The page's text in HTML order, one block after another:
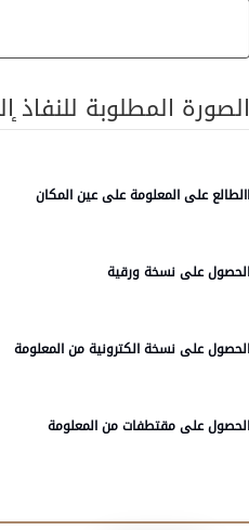
الصورة المطلوبة للنفاذ
االطالع على المعلومة على عين المكان
الحصول على نسخة ورقية
الحصول على نسخة الكترونية من المعلومة
الحصول على مقتطفات من المعلومة